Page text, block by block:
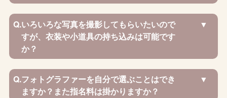
Q.いろいろな写真を撮影してもらいたいので
すが、衣装や小道具の持ち込みは可能です
か？
Q.フォトグラファーを自分で選ぶことはでき
ますか？また指名料は掛かりますか？